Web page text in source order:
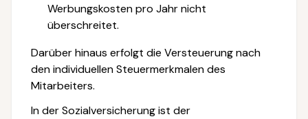
Werbungskosten pro Jahr nicht
überschreitet.
Darüber hinaus erfolgt die Versteuerung nach
den individuellen Steuermerkmalen des
Mitarbeiters.
In der Sozialversicherung ist der